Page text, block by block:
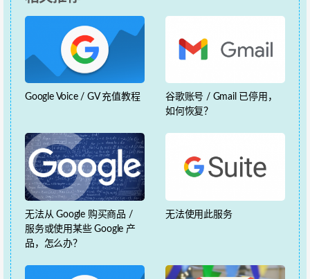
Google Voice / GV 充值教程
谷歌账号 / Gmail 已停用，
如何恢复？
无法从 Google 购买商品 /
服务或使用某些 Google 产
品，怎么办？
无法使用此服务